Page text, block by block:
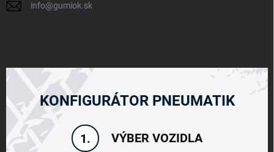
info@gumiok.sk
KONFIGURÁTOR PNEUMATIK
1. VÝBER VOZIDLA